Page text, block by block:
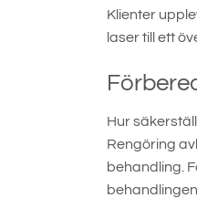
Klienter
laser till ett
Hur
Rengöring
behandling.